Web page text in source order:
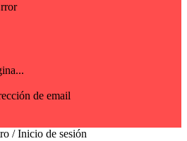
de email
/ Inicio de sesión